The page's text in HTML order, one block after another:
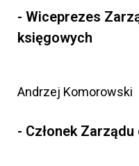
- Wiceprezes
księgowych
Andrzej Komorowski
- Członek